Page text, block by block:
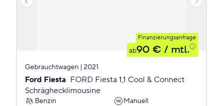
Finanzierungsanfrage
ab90 € / mtl.
Gebrauchtwagen | 2021
Ford Fiesta FORD Fiesta 1,1 Cool & Connect
Schräghecklimousine
Benzin
Manuell